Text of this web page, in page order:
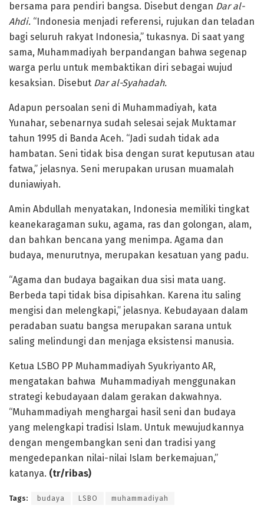
bersama para pendiri bangsa. Disebut dengan Dar al-
Ahdi. “Indonesia menjadi referensi, rujukan dan teladan
bagi seluruh rakyat Indonesia,” tukasnya. Di saat yang
sama, Muhammadiyah berpandangan bahwa segenap
warga perlu untuk membaktikan diri sebagai wujud
kesaksian. Disebut Dar al-Syahadah.
Adapun persoalan seni di Muhammadiyah, kata
Yunahar, sebenarnya sudah selesai sejak Muktamar
tahun 1995 di Banda Aceh. “Jadi sudah tidak ada
hambatan. Seni tidak bisa dengan surat keputusan atau
fatwa,” jelasnya. Seni merupakan urusan muamalah
duniawiyah.
Amin Abdullah menyatakan, Indonesia memiliki tingkat
keanekaragaman suku, agama, ras dan golongan, alam,
dan bahkan bencana yang menimpa. Agama dan
budaya, menurutnya, merupakan kesatuan yang padu.
“Agama dan budaya bagaikan dua sisi mata uang.
Berbeda tapi tidak bisa dipisahkan. Karena itu saling
mengisi dan melengkapi,” jelasnya. Kebudayaan dalam
peradaban suatu bangsa merupakan sarana untuk
saling melindungi dan menjaga eksistensi manusia.
Ketua LSBO PP Muhammadiyah Syukriyanto AR,
mengatakan bahwa Muhammadiyah menggunakan
strategi kebudayaan dalam gerakan dakwahnya.
“Muhammadiyah menghargai hasil seni dan budaya
yang melengkapi tradisi Islam. Untuk mewujudkannya
dengan mengembangkan seni dan tradisi yang
mengedepankan nilai-nilai Islam berkemajuan,”
katanya. (tr/ribas)
Tags: budaya LSBO muhammadiyah